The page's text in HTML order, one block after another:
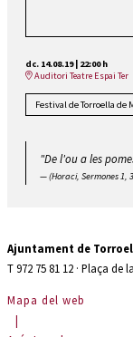
dc. 14.08.19| 22:00 h
Auditori Teatre Espai Ter
Festival de Torroella de
"De l'ou a les
(Horaci, Sermones 1,
Ajuntament de
T 972 75 81 12 · Plaça de
Mapa del web
|